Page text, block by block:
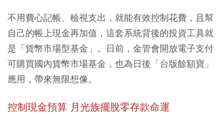
不用費心記帳、檢視支出，就能有效控制花費，且幫
自己的帳上現金再加值，這套系統背後的投資工具就
是「貨幣市場型基金」。日前，金管會開放電子支付
可購買國內貨幣市場基金，也為日後「台版餘額寶」
應用，帶來無限想像。
控制現金預算 月光族擺脫零存款命運